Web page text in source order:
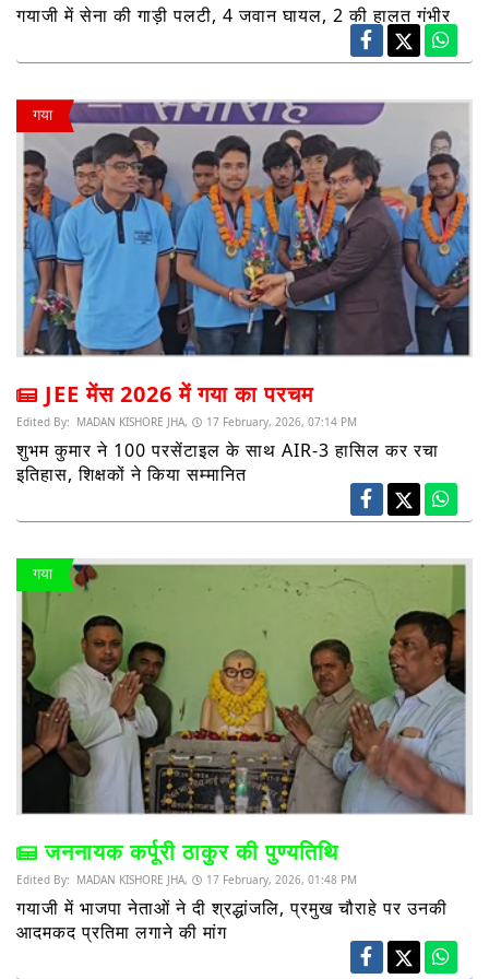
गयाजी में सेना की गाड़ी पलटी, 4 जवान घायल, 2 की हालत गंभीर
गया
JEE मेंस 2026 में गया का परचम
Edited By: MADAN KISHORE JHA, 17 February, 2026, 07:14 PM
शुभम कुमार ने 100 परसेंटाइल के साथ AIR-3 हासिल कर रचा
इतिहास, शिक्षकों ने किया सम्मानित
गया
जननायक कर्पूरी ठाकुर की पुण्यतिथि
Edited By: MADAN KISHORE JHA, 17 February, 2026, 01:48 PM
गयाजी में भाजपा नेताओं ने दी श्रद्धांजलि, प्रमुख चौराहे पर उनकी
आदमकद प्रतिमा लगाने की मांग